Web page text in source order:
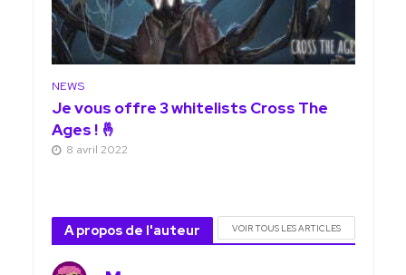
NEWS
Je vous offre 3 whitelists Cross The
Ages ! 🤞
8 avril 2022
A propos de l'auteur VOIR TOUS LES ARTICLES